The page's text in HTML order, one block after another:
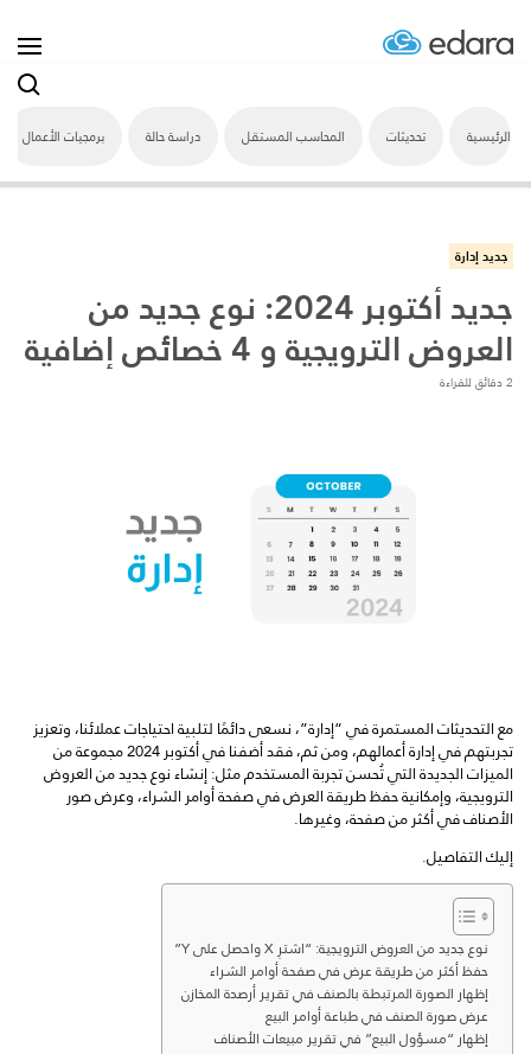
الرئيسية تحديثات المحاسب المستقل دراسة حالة برمجيات الأعمال
جديد إدارة
جديد أكتوبر 2024: نوع جديد من
العروض الترويجية و 4 خصائص إضافية
2 دقائق للقراءة
مع التحديثات المستمرة في “إدارة”، نسعى دائمًا لتلبية احتياجات عملائنا، وتعزيز
تجربتهم في إدارة أعمالهم، ومن ثم، فقد أضفنا في أكتوبر 2024 مجموعة من
الميزات الجديدة التي تُحسن تجربة المستخدم مثل: إنشاء نوع جديد من العروض
الترويجية، وإمكانية حفظ طريقة العرض في صفحة أوامر الشراء، وعرض صور
الأصناف في أكثر من صفحة، وغيرها.
إليك التفاصيل.
نوع جديد من العروض الترويجية: “اشترِ X واحصل على Y”
حفظ أكثر من طريقة عرض في صفحة أوامر الشراء
إظهار الصورة المرتبطة بالصنف في تقرير أرصدة المخازن
عرض صورة الصنف في طباعة أوامر البيع
إظهار “مسؤول البيع” في تقرير مبيعات الأصناف